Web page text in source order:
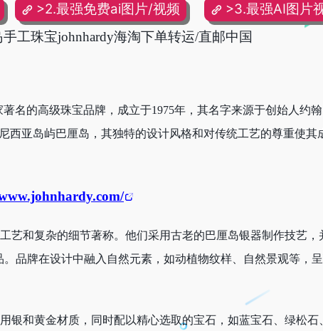
>2.最强免费ai图片/视频 >3.最强AI图片
工珠宝johnhardy海淘下单转运/直邮中国
著名的高级珠宝品牌，成立于1975年，其名字来源于创始人约翰
西亚岛屿巴厘岛，其独特的设计风格和对传统工艺的尊重使其
艺和复杂的细节著称。他们采用古老的巴厘岛银器制作技艺，
品牌在设计中融入自然元素，如动植物纹样、自然景观等，
银和黄金材质，同时配以精心选取的宝石，如蓝宝石、绿松石